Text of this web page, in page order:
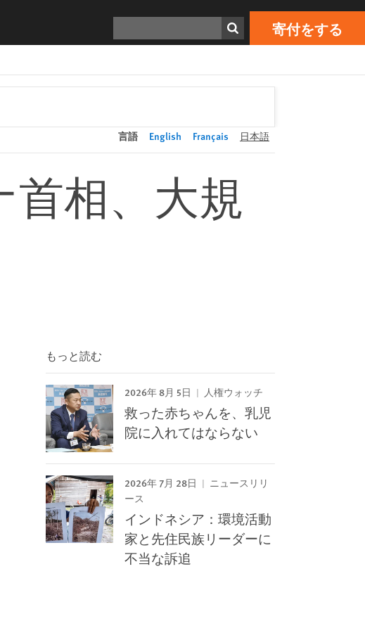
寄付をする
Print 寄付をする
言語 English Français 日本語
相、大規
もっと読む
2026年 8月 5日 人権ウォッチ
救った赤ちゃんを、乳児
院に入れてはならない
2026年 7月 28日
ニュースリリ
ース
インドネシア：環境活動
家と先住民族リーダーに
不当な訴追